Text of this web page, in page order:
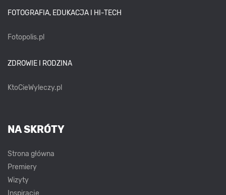
FOTOGRAFIA, EDUKACJA I HI-TECH
Fotopolis.pl
ZDROWIE I RODZINA
KtoCieWyleczy.pl
NA SKRÓTY
Strona główna
Premiery
Wizyty